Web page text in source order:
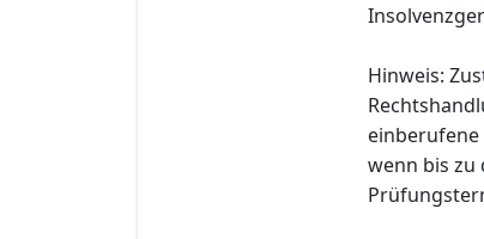
Hinweis:
wenn bis zu